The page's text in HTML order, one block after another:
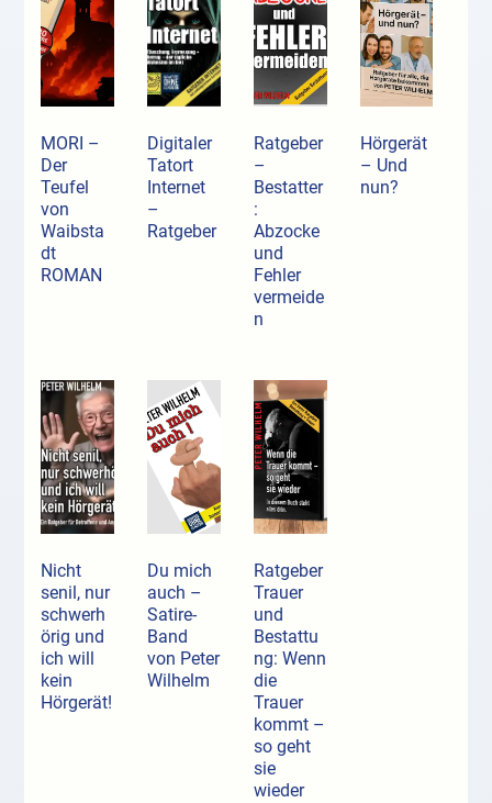
MORI –
Der
Teufel
von
Waibsta
dt
ROMAN
Digitaler
Tatort
Internet
–
Ratgeber
Ratgeber
–
Bestatter
:
Abzocke
und
Fehler
vermeide
n
Hörgerät
– Und
nun?
Nicht
senil, nur
schwerh
örig und
ich will
kein
Hörgerät!
Du mich
auch –
Satire-
Band
von Peter
Wilhelm
Ratgeber
Trauer
und
Bestattu
ng: Wenn
die
Trauer
kommt –
so geht
sie
wieder